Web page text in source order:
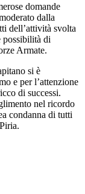
domande
dalla
dell’attività svolta
possibilità di
Armate.
si è
e per l’attenzione
di successi.
nel ricordo
condanna di tutti